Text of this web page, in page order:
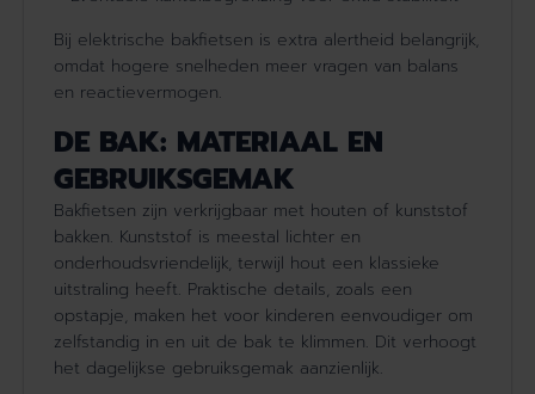
Bij elektrische bakfietsen is extra alertheid belangrijk,
omdat hogere snelheden meer vragen van balans
en reactievermogen.
DE BAK: MATERIAAL EN
GEBRUIKSGEMAK
Bakfietsen zijn verkrijgbaar met houten of kunststof
bakken. Kunststof is meestal lichter en
onderhoudsvriendelijk, terwijl hout een klassieke
uitstraling heeft. Praktische details, zoals een
opstapje, maken het voor kinderen eenvoudiger om
zelfstandig in en uit de bak te klimmen. Dit verhoogt
het dagelijkse gebruiksgemak aanzienlijk.